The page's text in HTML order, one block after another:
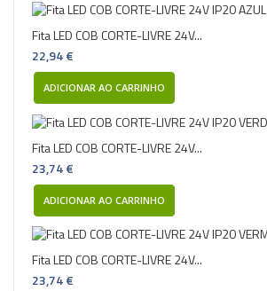
Fita LED COB CORTE-LIVRE 24V...
22,94 €
ADICIONAR AO CARRINHO
Fita LED COB CORTE-LIVRE 24V...
23,74 €
ADICIONAR AO CARRINHO
Fita LED COB CORTE-LIVRE 24V...
23,74 €